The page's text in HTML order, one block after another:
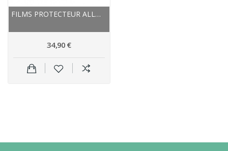
FILMS PROTECTEUR ALLMOUNTAINSTYLE AUTOCOLLANT...
34,90 €